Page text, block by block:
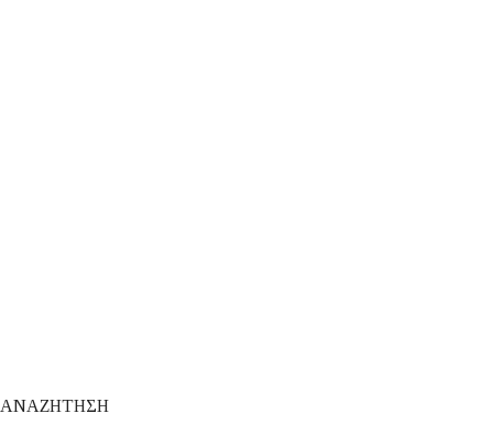
ΑΝΑΖΗΤΗΣΗ